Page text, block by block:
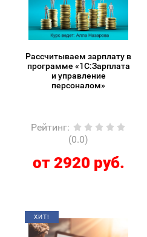
Рассчитываем зарплату в
программе «1С:Зарплата
и управление
персоналом»
Рейтинг:
(0.0)
от 2920 руб.
ХИТ!